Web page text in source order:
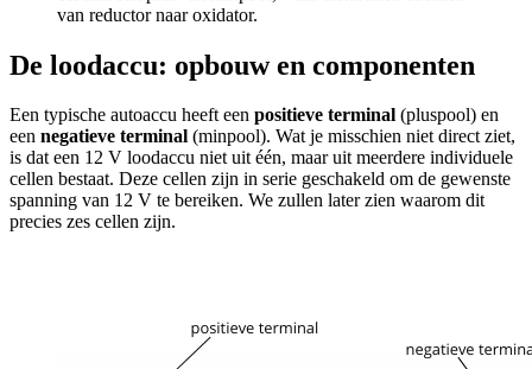
van reductor naar oxidator.
De loodaccu: opbouw en componenten
Een typische autoaccu heeft een positieve terminal (pluspool) en
een negatieve terminal (minpool). Wat je misschien niet direct ziet,
is dat een 12 V loodaccu niet uit één, maar uit meerdere individuele
cellen bestaat. Deze cellen zijn in serie geschakeld om de gewenste
spanning van 12 V te bereiken. We zullen later zien waarom dit
precies zes cellen zijn.